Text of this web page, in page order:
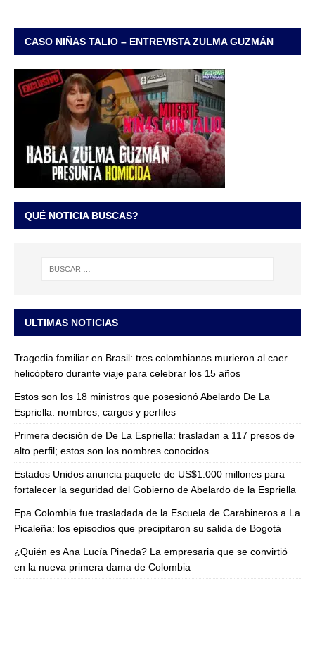
CASO NIÑAS TALIO – ENTREVISTA ZULMA GUZMÁN
QUÉ NOTICIA BUSCAS?
ULTIMAS NOTICIAS
Tragedia familiar en Brasil: tres colombianas murieron al caer
helicóptero durante viaje para celebrar los 15 años
Estos son los 18 ministros que posesionó Abelardo De La
Espriella: nombres, cargos y perfiles
Primera decisión de De La Espriella: trasladan a 117 presos de
alto perfil; estos son los nombres conocidos
Estados Unidos anuncia paquete de US$1.000 millones para
fortalecer la seguridad del Gobierno de Abelardo de la Espriella
Epa Colombia fue trasladada de la Escuela de Carabineros a La
Picaleña: los episodios que precipitaron su salida de Bogotá
¿Quién es Ana Lucía Pineda? La empresaria que se convirtió
en la nueva primera dama de Colombia